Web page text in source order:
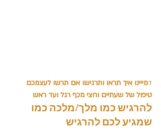
דמייינו איך תראו ותרגישו אם תרשו לעצמכם
טיפול של שעתיים וחצי מכף רגל ועד ראש
להרגיש כמו מלך/מלכה כמו
שמגיע לכם להרגיש